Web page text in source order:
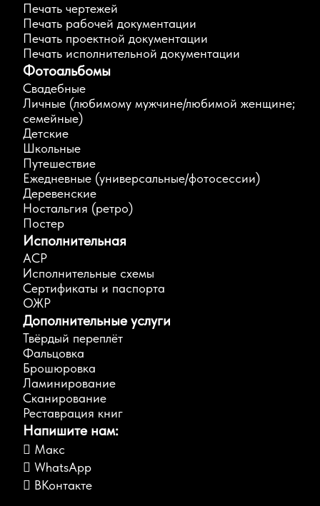
Печать чертежей
Печать рабочей документации
Печать проектной документации
Печать исполнительной документации
Фотоальбомы
Свадебные
Личные (любимому мужчине/любимой женщине;
семейные)
Детские
Школьные
Путешествие
Ежедневные (универсальные/фотосессии)
Деревенские
Ностальгия (ретро)
Постер
Исполнительная
АСР
Исполнительные схемы
Сертификаты и паспорта
ОЖР
Дополнительные услуги
Твёрдый переплёт
Фальцовка
Брошюровка
Ламинирование
Сканирование
Реставрация книг
Напишите нам:
Макс
WhatsApp
ВКонтакте